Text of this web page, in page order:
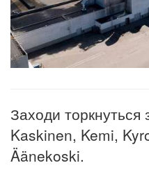
Заходи торкнуться
Kaskinen, Kemi,
Äänekoski.